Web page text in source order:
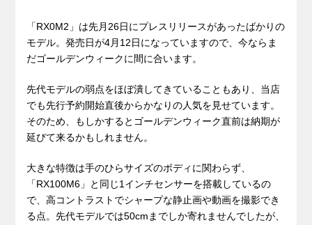
「RX0M2」は先月26日にプレスリリースがあったばかりの
モデル。発売日が4月12日になっていますので、今ならま
だゴールデンウィークに間に合います。
先代モデルの弱点をほぼ潰してきていることもあり、当店
でも先行予約開始直後からかなりの人気を見せています。
そのため、もしかするとゴールデンウィーク直前は納期が
延びて来るかもしれません。
大きな特徴は手のひらサイズのボディに関わらず、
「RX100M6」と同じ1インチセンサーを搭載しているの
で、高コントラストでシャープな静止画や動画を撮影でき
る点。先代モデルでは50cmまでしか寄れませんでしたが、